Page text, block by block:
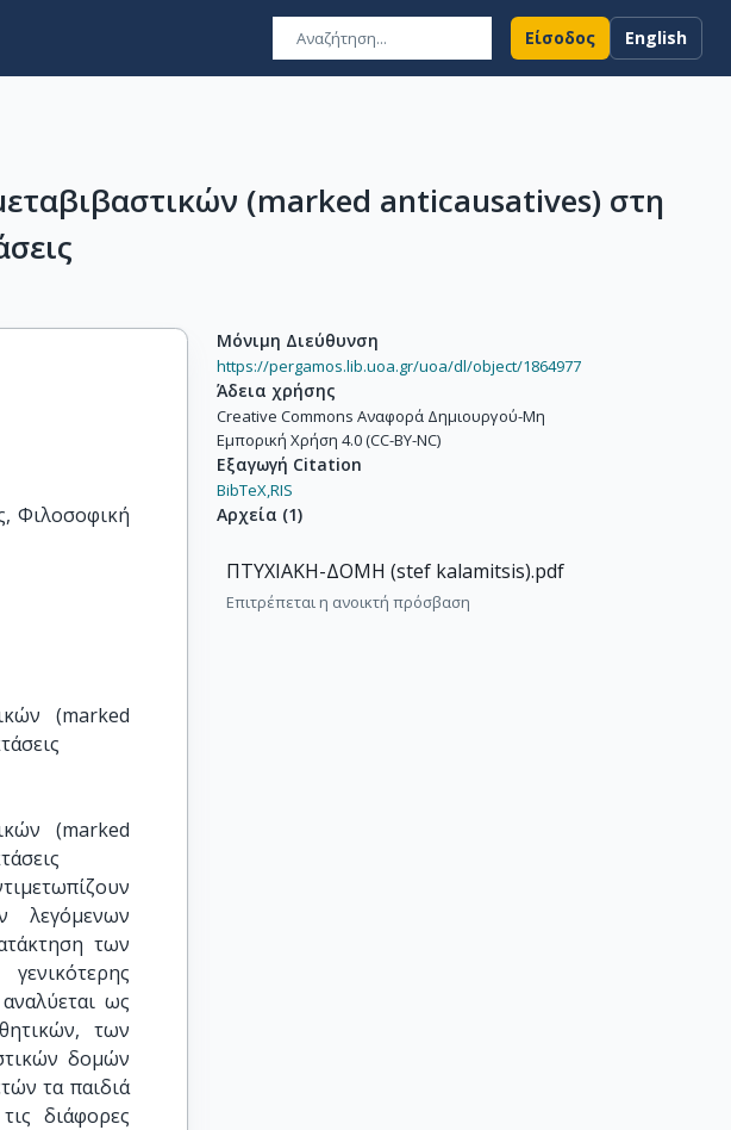
Είσοδος English
(marked anticausatives) στη
Φιλοσοφική
(marked
(marked
λεγόμενων
των
ως
των
δομών
τα παιδιά
διάφορες
Μόνιμη Διεύθυνση
https://pergamos.lib.uoa.gr/uoa/dl/object/1864977
Άδεια χρήσης
Creative Commons Αναφορά Δημιουργού-Μη
Εμπορική Χρήση 4.0 (CC-BY-NC)
Εξαγωγή Citation
BibTeX,RIS
Αρχεία (1)
ΠΤΥΧΙΑΚΗ-ΔΟΜΗ (stef kalamitsis).pdf
Επιτρέπεται η ανοικτή πρόσβαση